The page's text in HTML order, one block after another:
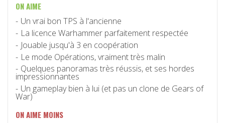
ON AIME
Un vrai bon TPS à l'ancienne
La licence Warhammer parfaitement respectée
Jouable jusqu'à 3 en coopération
Le mode Opérations, vraiment très malin
Quelques panoramas très réussis, et ses hordes
impressionnantes
Un gameplay bien à lui (et pas un clone de Gears of
War)
ON AIME MOINS